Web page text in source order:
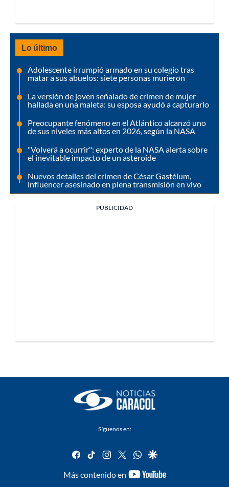
Lo último
Adolescente irrumpió armado en su colegio tras
matar a sus abuelos: siete personas murieron
La versión de joven señalado de crimen de mujer
hallada en una maleta: su esposa ayudó a capturarlo
Preocupante fenómeno en el Atlántico alcanzó uno
de sus niveles más altos en 2026, según la NASA
"Volverá a ocurrir": experto de la NASA alerta sobre
el inevitable impacto de un asteroide
Nuevos detalles del crimen de César Gastélum,
influencer asesinado en plena transmisión en vivo
PUBLICIDAD
Síguenos en:
facebook
tiktok instagram
twitterwhatsapp
google
Más contenido en
youtube-